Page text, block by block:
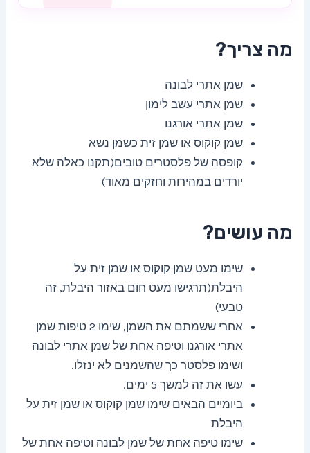
מה צריך?
שמן אתרי לבונה
שמן אתרי עשב לימון
שמן אתרי אורגנו
שמן קוקוס או שמן זית כשמן נשא
קופסה של פלסטרים טובים(תקנו כאלה שלא
יורדים במהירות וחזקים מאוד)
מה עושים?
שימו מעט שמן קוקוס או שמן זית על
היבלת(תרגישו מעט חום באזור היבלת, זה
טבעי)
אחרי ששמתם את השמן, שימו 2 טיפות שמן
אתרי אורגנו וטיפה אחת של שמן אתרי לבונה
ושימו פלסטר כך שהשמנים לא ינזלו.
עשו את זה למשך 5 ימים.
ביומיים הבאים שימו שמן קוקוס או שמן זית על
היבלת
שימו טיפה אחת של שמן לבונה וטיפה אחת של